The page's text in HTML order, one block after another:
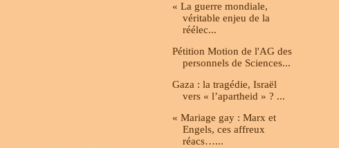
« La guerre mondiale,
véritable enjeu de la
réélec...
Pétition Motion de l'AG des
personnels de Sciences...
Gaza : la tragédie, Israël
vers « l’apartheid » ? ...
« Mariage gay : Marx et
Engels, ces affreux
réacs…...